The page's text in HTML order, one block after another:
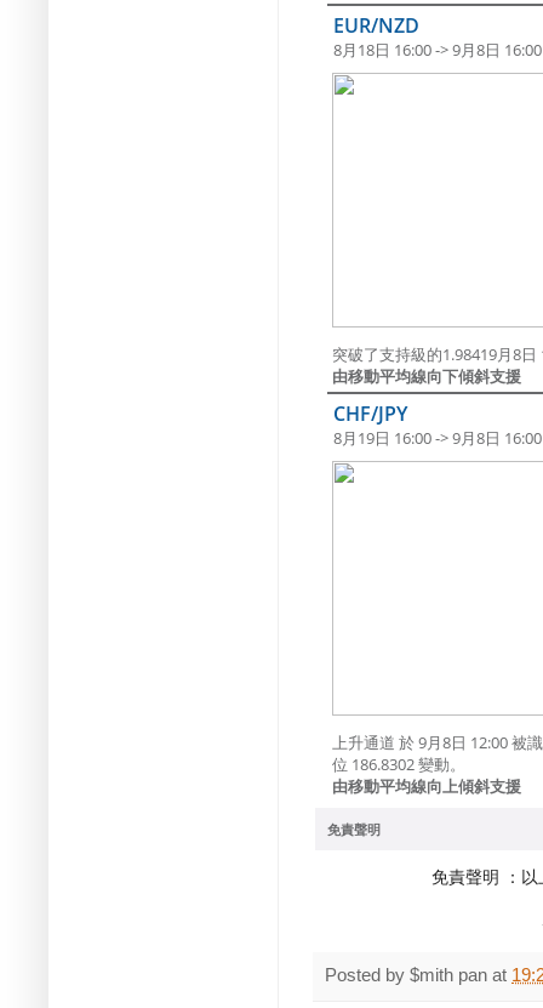
EUR/NZD
8月18日 16:00 -> 9月8日 16:00
突破了支持級的1.98419月8日
由移動平均線向下傾斜支援
CHF/JPY
8月19日 16:00 -> 9月8日 16:00
上升通道 於 9月8日 12:00 被
位 186.8302 變動。
由移動平均線向上傾斜支援
免責聲明
免責聲明 ：
Posted by $mith pan at